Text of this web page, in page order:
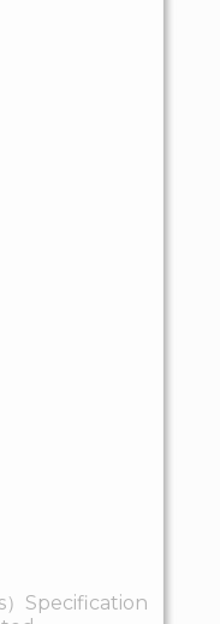
）Specification